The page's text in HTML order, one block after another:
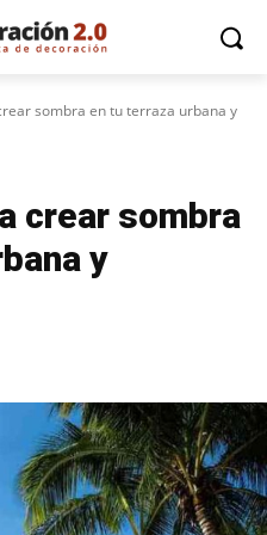
sombra en tu terraza urbana y
crear sombra
y